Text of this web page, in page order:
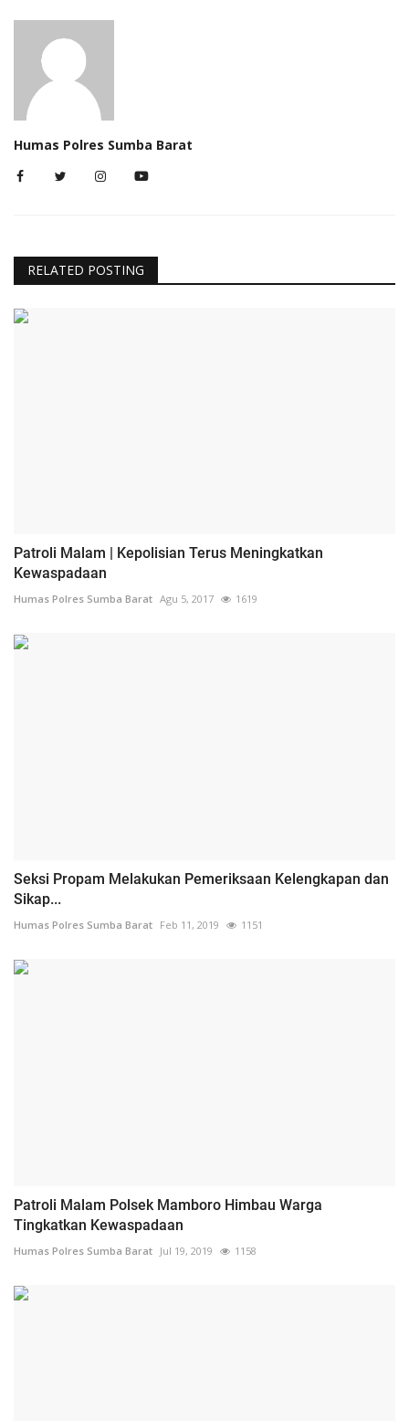
Humas Polres Sumba Barat
RELATED POSTING
Patroli Malam | Kepolisian Terus Meningkatkan
Kewaspadaan
Humas Polres Sumba Barat Agu 5, 2017 1619
Seksi Propam Melakukan Pemeriksaan Kelengkapan dan
Sikap...
Humas Polres Sumba Barat Feb 11, 2019 1151
Patroli Malam Polsek Mamboro Himbau Warga
Tingkatkan Kewaspadaan
Humas Polres Sumba Barat Jul 19, 2019 1158